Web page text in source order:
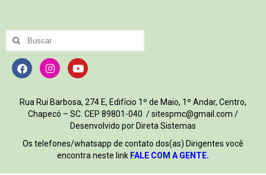
Rua Rui Barbosa, 274 E, Edifício 1º de Maio, 1º Andar, Centro,
Chapecó – SC. CEP 89801-040 / sitespmc@gmail.com /
Desenvolvido por Direta Sistemas
Os telefones/whatsapp de contato dos(as) Dirigentes você
encontra neste link FALE COM A GENTE.